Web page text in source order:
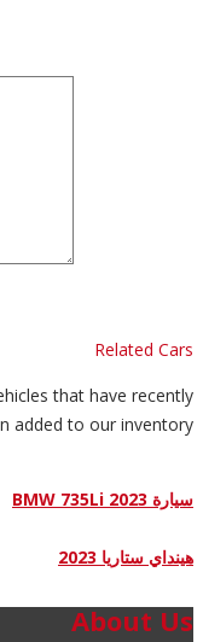
Related Cars
that have recently
added to our inventory.
سيارة BMW 735Li 2023
هينداي ستاريا 2023
About Us